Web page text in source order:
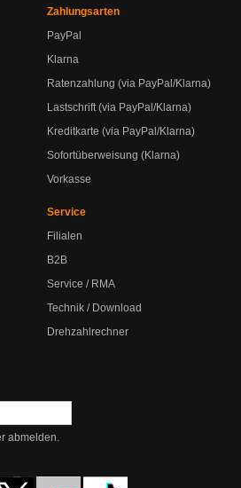
Zahlungsarten
PayPal
Klarna
Ratenzahlung (via PayPal/Klarna)
Lastschrift (via PayPal/Klarna)
Kreditkarte (via PayPal/Klarna)
Sofortüberweisung (Klarna)
Vorkasse
Service
Filialen
B2B
Service / RMA
Technik / Download
Drehzahlrechner
abmelden.